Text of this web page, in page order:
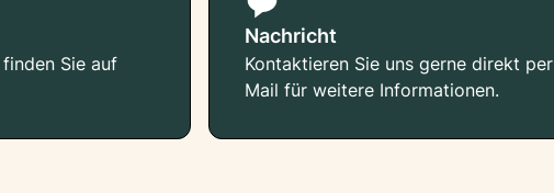
Sie auf
Nachricht
Kontaktieren Sie uns gerne direkt per
Mail für weitere Informationen.